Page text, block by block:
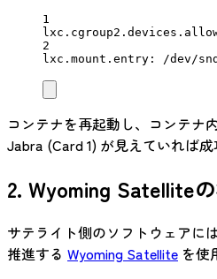
1
2
lxc.mount.entry: /dev/
コンテナを再起動し、コンテナ
Jabra (Card 1) が見えていれば成
2. Wyoming Satellite
サテライト側のソフトウェアに
推進する Wyoming Satellite を使